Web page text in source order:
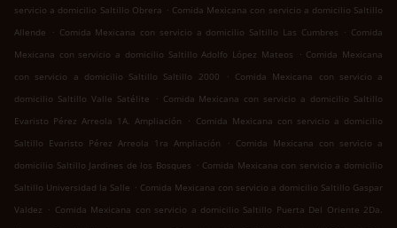
servicio a domicilio Saltillo Obrera . Comida Mexicana con servicio a domicilio Saltillo
Allende
. Comida Mexicana con servicio a domicilio Saltillo Las Cumbres . Comida
Mexicana con servicio a domicilio Saltillo Adolfo López Mateos
. Comida Mexicana
con servicio a domicilio Saltillo Saltillo 2000
. Comida Mexicana con servicio a
domicilio Saltillo Valle Satélite
. Comida Mexicana con servicio a domicilio Saltillo
Evaristo Pérez Arreola 1A. Ampliación
. Comida Mexicana con servicio a domicilio
Saltillo Evaristo Pérez Arreola 1ra Ampliación
. Comida Mexicana con servicio a
domicilio Saltillo Jardines de los Bosques . Comida Mexicana con servicio a domicilio
Saltillo Universidad la Salle . Comida Mexicana con servicio a domicilio Saltillo Gaspar
Valdez . Comida Mexicana con servicio a domicilio Saltillo Puerta Del Oriente 2Da.